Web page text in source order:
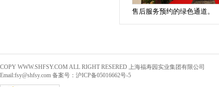
售后服务预约的绿色通道。
COPY WWW.SHFSY.COM ALL RIGHT RESERED 上海福寿园实业集团有限公司
Email:fsy@shfsy.com 备案号：沪ICP备05016662号-5